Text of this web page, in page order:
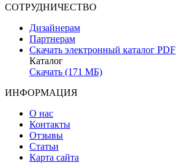
СОТРУДНИЧЕСТВО
Дизайнерам
Партнерам
Скачать электронный каталог PDF
Каталог
Скачать (171 МБ)
ИНФОРМАЦИЯ
О нас
Контакты
Отзывы
Статьи
Карта сайта